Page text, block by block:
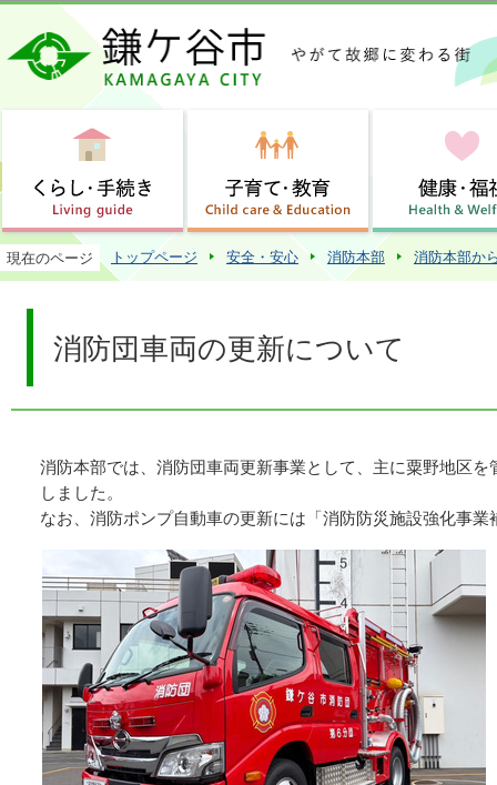
この
現在のページ トップページ 安全・安心 消防本部 消防本部か
消防団車両の更新について
消防本部では、消防団車両更新事業として、主に粟野地区
しました。
なお、消防ポンプ自動車の更新には「消防防災施設強化事業